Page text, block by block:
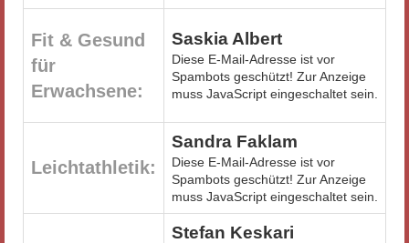
Fit & Gesund
für
Erwachsene:
Saskia Albert
Diese E-Mail-Adresse ist vor
Spambots geschützt! Zur Anzeige
muss JavaScript eingeschaltet sein.
Leichtathletik:
Sandra Faklam
Diese E-Mail-Adresse ist vor
Spambots geschützt! Zur Anzeige
muss JavaScript eingeschaltet sein.
Stefan Keskari